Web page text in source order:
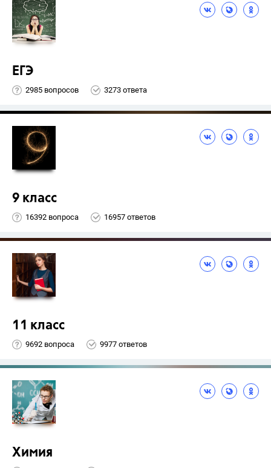
ЕГЭ
2985 вопросов 3273 ответа
9 класс
16392 вопроса 16957 ответов
11 класс
9692 вопроса 9977 ответов
Химия